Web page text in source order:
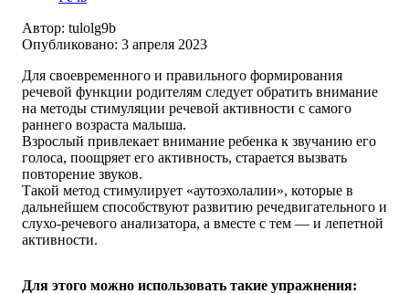
Автор: tulolg9b
Опубликовано: 3 апреля 2023
Для своевременного и правильного формирования
речевой функции родителям следует обратить внимание
на методы стимуляции речевой активности с самого
раннего возраста малыша.
Взрослый привлекает внимание ребенка к звучанию его
голоса, поощряет его активность, старается вызвать
повторение звуков.
Такой метод стимулирует «аутоэхолалии», которые в
дальнейшем способствуют развитию речедвигательного и
слухо-речевого анализатора, а вместе с тем — и лепетной
активности.
Для этого можно использовать такие упражнения: